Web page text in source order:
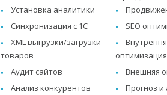
Установка аналитики
Синхронизация с 1C
XML выгрузки/загрузки
товаров
Аудит сайтов
Анализ конкурентов
SEO
оптимизация
Внешняя
Прогноз и